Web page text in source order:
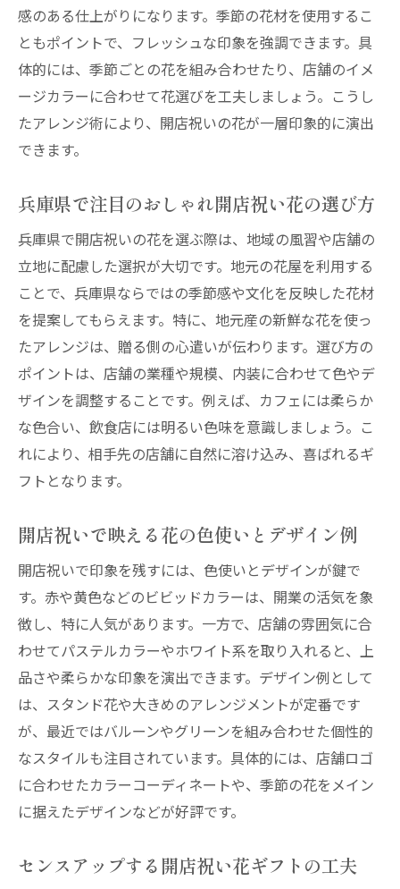
感のある仕上がりになります。季節の花材を使用するこ
ともポイントで、フレッシュな印象を強調できます。具
体的には、季節ごとの花を組み合わせたり、店舗のイメ
ージカラーに合わせて花選びを工夫しましょう。こうし
たアレンジ術により、開店祝いの花が一層印象的に演出
できます。
兵庫県で注目のおしゃれ開店祝い花の選び方
兵庫県で開店祝いの花を選ぶ際は、地域の風習や店舗の
立地に配慮した選択が大切です。地元の花屋を利用する
ことで、兵庫県ならではの季節感や文化を反映した花材
を提案してもらえます。特に、地元産の新鮮な花を使っ
たアレンジは、贈る側の心遣いが伝わります。選び方の
ポイントは、店舗の業種や規模、内装に合わせて色やデ
ザインを調整することです。例えば、カフェには柔らか
な色合い、飲食店には明るい色味を意識しましょう。こ
れにより、相手先の店舗に自然に溶け込み、喜ばれるギ
フトとなります。
開店祝いで映える花の色使いとデザイン例
開店祝いで印象を残すには、色使いとデザインが鍵で
す。赤や黄色などのビビッドカラーは、開業の活気を象
徴し、特に人気があります。一方で、店舗の雰囲気に合
わせてパステルカラーやホワイト系を取り入れると、上
品さや柔らかな印象を演出できます。デザイン例として
は、スタンド花や大きめのアレンジメントが定番です
が、最近ではバルーンやグリーンを組み合わせた個性的
なスタイルも注目されています。具体的には、店舗ロゴ
に合わせたカラーコーディネートや、季節の花をメイン
に据えたデザインなどが好評です。
センスアップする開店祝い花ギフトの工夫